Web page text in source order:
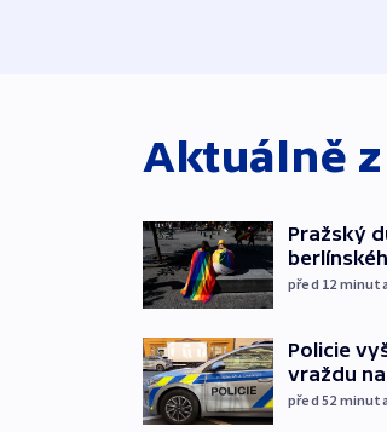
Aktuálně
Pražský
před 12
Policie
vraždu
před 52